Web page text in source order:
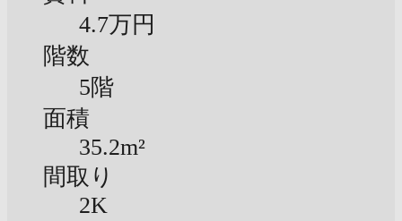
4.7万円
階数
5階
面積
35.2m²
間取り
2K